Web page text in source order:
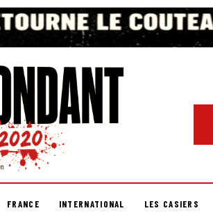
FRANCE INTERNATIONAL LES CASIERS